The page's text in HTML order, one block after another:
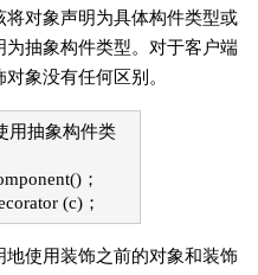
对象声明为具体构件类型或
抽象构件类型。对于客户端
象没有任何区别。
用抽象构件类
；
(c)；
使用装饰之前的对象和装饰